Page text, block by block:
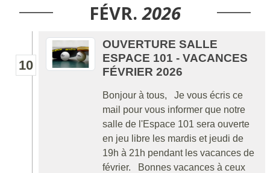
FÉVR. 2026
10
OUVERTURE SALLE
ESPACE 101 - VACANCES
FÉVRIER 2026
Bonjour à tous, Je vous écris ce
mail pour vous informer que notre
salle de l'Espace 101 sera ouverte
en jeu libre les mardis et jeudi de
19h à 21h pendant les vacances de
février. Bonnes vacances à ceux